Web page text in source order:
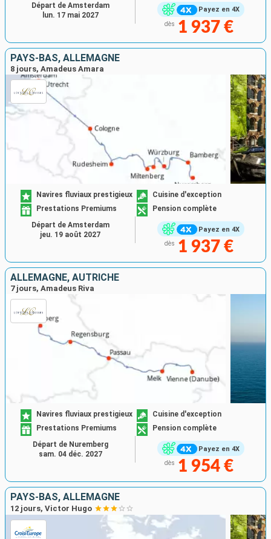
Payez en 4X
dès 1 937 €
Départ de Amsterdam
lun. 17 mai 2027
PAYS-BAS, ALLEMAGNE
8 jours, Amadeus Amara
Payez en 4X
Navires fluviaux prestigieux
Cuisine d'exception
Prestations Premiums
Pension complète
dès 1 937 €
Départ de Amsterdam
jeu. 19 août 2027
ALLEMAGNE, AUTRICHE
7 jours, Amadeus Riva
Payez en 4X
Navires fluviaux prestigieux
Cuisine d'exception
Prestations Premiums
Pension complète
dès 1 954 €
Départ de Nuremberg
sam. 04 déc. 2027
PAYS-BAS, ALLEMAGNE
12 jours, Victor Hugo